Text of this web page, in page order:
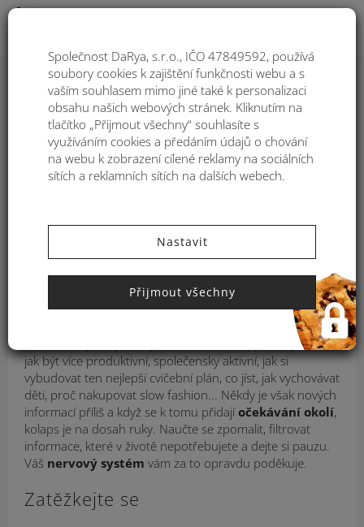
Nervy k prasknutí? 6
triků, které vám
pomohou uvolnit se
Nezáleží na tom, zda ve světě zuří pandemie, život vám
občas dá zabrat i bez všudypřítomného koronaviru. Tlaky
zaměstnavatele, rodiny, přátel, dětí nebo jiné události
dokážou připravit o nervy i tu nejsilnější osobnost. Jak
nepodlehnout tlaku a co dělat, když už dál prostě nemůžete?
I na vás zřejmě vyskakují ze všech stran tipy a triky na to,
jak být více produktivní, společensky aktivní, jak si
vybudovat ten nejlepší cvičební plán, co jíst, jak vychovávat
děti, proč nakupovat slow fashion... Někdy je však nových
informací příliš a když se k tomu přidajíočekávání okolí,
kolaps je na dosah ruky. Naučte se zpomalit, filtrovat
informace, které v životě nepotřebujete a dejte si pauzu.
Váš nervový systém vám za to opravdu poděkuje.
Zatěžkejte se
Společnost DaRya, s.r.o., IČO 47849592, používá
soubory cookies k zajištění funkčnosti webu a s
vaším souhlasem mimo jiné také k personalizaci
obsahu našich webových stránek. Kliknutím na
tlačítko „Přijmout všechny“ souhlasíte s
využíváním cookies a předáním údajů o chování
na webu k zobrazení cílené reklamy na sociálních
sítích a reklamních sítích na dalších webech.
Nastavit
Přijmout všechny